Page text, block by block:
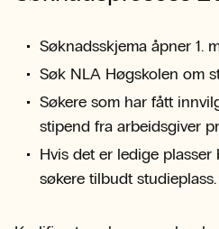
Søknadsskjema åpner 1.
Søk NLA Høgskolen om
Søkere som har fått
stipend fra arbeidsgiver
Hvis det er ledige
søkere tilbudt studieplass.